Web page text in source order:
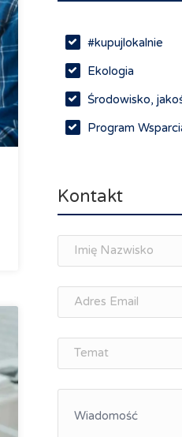
#kupujlokalnie
Ekologia
Środowisko,
Program
Spotkania
osobisty
Memorandum
Śląskie
ŚLĄSK.ONLINE
Integracja
Kontakt